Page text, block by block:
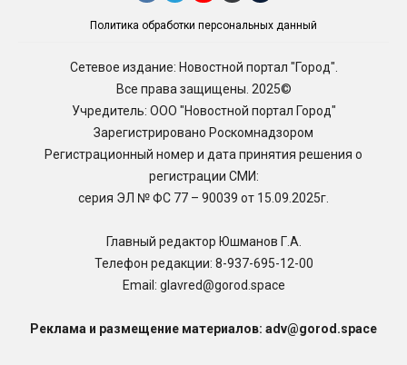
Политика обработки персональных данный
Сетевое издание: Новостной портал "Город".
Все права защищены. 2025©
Учредитель: ООО "Новостной портал Город"
Зарегистрировано Роскомнадзором
Регистрационный номер и дата принятия решения о
регистрации СМИ:
серия ЭЛ № ФС 77 – 90039 от 15.09.2025г.
Главный редактор Юшманов Г.А.
Телефон редакции: 8-937-695-12-00
Email: glavred@gorod.space
Реклама и размещение материалов: adv@gorod.space